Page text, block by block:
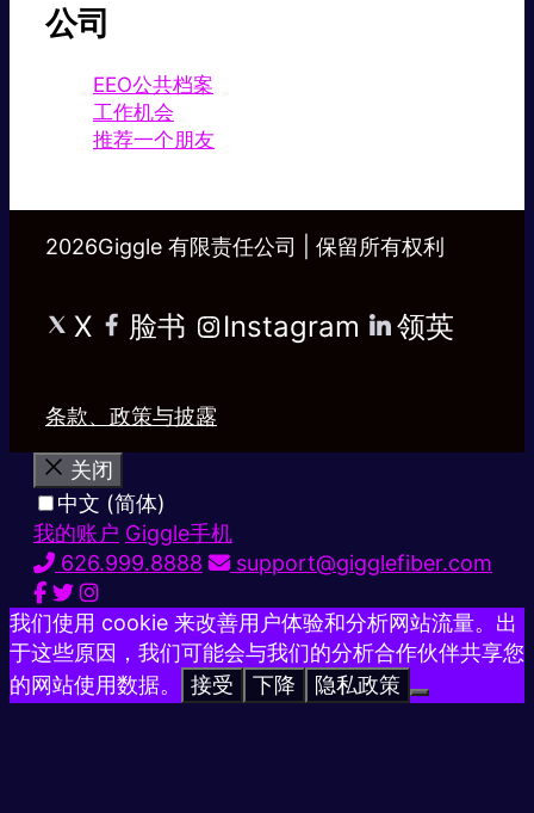
公司
EEO公共档案
工作机会
推荐一个朋友
2026Giggle 有限责任公司 | 保留所有权利
X 脸书 Instagram 领英
条款、政策与披露
关闭
中文 (简体)
我的账户 Giggle手机
626.999.8888
support@gigglefiber.com
我们使用 cookie 来改善用户体验和分析网站流量。出
于这些原因，我们可能会与我们的分析合作伙伴共享您
的网站使用数据。
接受 下降 隐私政策